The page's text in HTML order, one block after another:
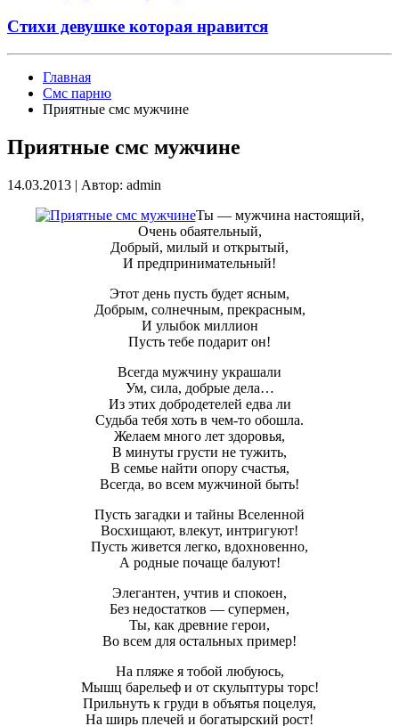
Стихи девушке которая нравится
Главная
Смс парню
Приятные смс мужчине
Приятные смс мужчине
14.03.2013 | Автор: admin
Ты — мужчина настоящий,
Очень обаятельный,
Добрый, милый и открытый,
И предпринимательный!
Этот день пусть будет ясным,
Добрым, солнечным, прекрасным,
И улыбок миллион
Пусть тебе подарит он!
Всегда мужчину украшали
Ум, сила, добрые дела…
Из этих добродетелей едва ли
Судьба тебя хоть в чем-то обошла.
Желаем много лет здоровья,
В минуты грусти не тужить,
В семье найти опору счастья,
Всегда, во всем мужчиной быть!
Пусть загадки и тайны Вселенной
Восхищают, влекут, интригуют!
Пусть живется легко, вдохновенно,
А родные почаще балуют!
Элегантен, учтив и спокоен,
Без недостатков — супермен,
Ты, как древние герои,
Во всем для остальных пример!
На пляже я тобой любуюсь,
Мышц барельеф и от скульптуры торс!
Прильнуть к груди в объятья поцелуя,
На ширь плечей и богатырский рост!